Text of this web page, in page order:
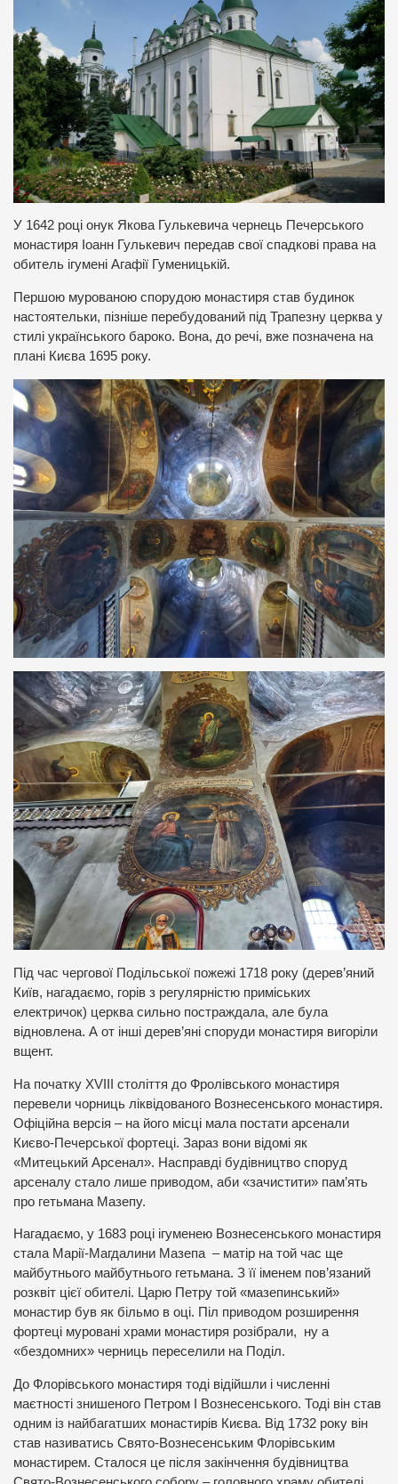
У 1642 році онук Якова Гулькевича чернець Печерського
монастиря Іоанн Гулькевич передав свої спадкові права на
обитель ігумені Агафії Гуменицькій.
Першою мурованою спорудою монастиря став будинок
настоятельки, пізніше перебудований під Трапезну церква у
стилі українського бароко. Вона, до речі, вже позначена на
плані Києва 1695 року.
Під час чергової Подільської пожежі 1718 року (дерев’яний
Київ, нагадаємо, горів з регулярністю приміських
електричок) церква сильно постраждала, але була
відновлена. А от інші дерев’яні споруди монастиря вигоріли
вщент.
На початку XVIІІ століття до Фролівського монастиря
перевели чорниць ліквідованого Вознесенського монастиря.
Офіційна версія – на його місці мала постати арсенали
Києво-Печерської фортеці. Зараз вони відомі як
«Митецький Арсенал». Насправді будівництво споруд
арсеналу стало лише приводом, аби «зачистити» пам’ять
про гетьмана Мазепу.
Нагадаємо, у 1683 році ігуменею Вознесенського монастиря
стала Марії-Магдалини Мазепа – матір на той час ще
майбутнього майбутнього гетьмана. З її іменем пов’язаний
розквіт цієї обителі. Царю Петру той «мазепинський»
монастир був як більмо в оці. Піл приводом розширення
фортеці муровані храми монастиря розібрали, ну а
«бездомних» черниць переселили на Поділ.
До Флорівського монастиря тоді відійшли і численні
маєтності знишеного Петром І Вознесенського. Тоді він став
одним із найбагатших монастирів Києва. Від 1732 року він
став називатись Свято-Вознесенським Флорівським
монастирем. Сталося це після закінчення будівництва